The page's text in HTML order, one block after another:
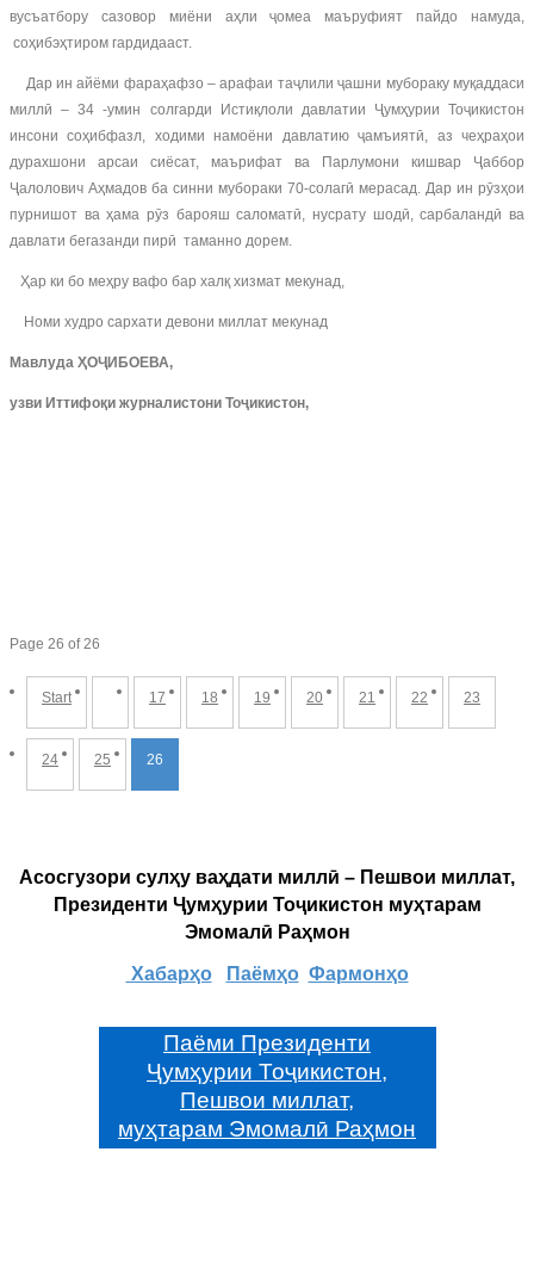
вусъатбору сазовор миёни аҳли ҷомеа маъруфият пайдо намуда,
соҳибэҳтиром гардидааст.
Дар ин айёми фараҳафзо – арафаи таҷлили ҷашни мубораку муқаддаси
миллӣ – 34 -умин солгарди Истиқлоли давлатии Ҷумҳурии Тоҷикистон
инсони соҳибфазл, ходими намоёни давлатию ҷамъиятӣ, аз чеҳраҳои
дурахшони арсаи сиёсат, маърифат ва Парлумони кишвар Ҷаббор
Ҷалолович Аҳмадов ба синни мубораки 70-солагӣ мерасад. Дар ин рӯзҳои
пурнишот ва ҳама рӯз барояш саломатӣ, нусрату шодӣ, сарбаландӣ ва
давлати бегазанди пирӣ таманно дорем.
Ҳар ки бо меҳру вафо бар халқ хизмат мекунад,
Номи худро сархати девони миллат мекунад
Мавлуда ҲОҶИБОЕВА,
узви Иттифоқи журналистони Тоҷикистон,
Page 26 of 26
Start 17 18 19 20 21 22 23
24 25 26
Асосгузори сулҳу ваҳдати миллӣ – Пешвои миллат,
Президенти Ҷумҳурии Тоҷикистон муҳтарам
Эмомалӣ Раҳмон
Хабарҳо Паёмҳо Фармонҳо
Паёми Президенти
Ҷумҳурии Тоҷикистон,
Пешвои миллат,
муҳтарам Эмомалӣ Раҳмон